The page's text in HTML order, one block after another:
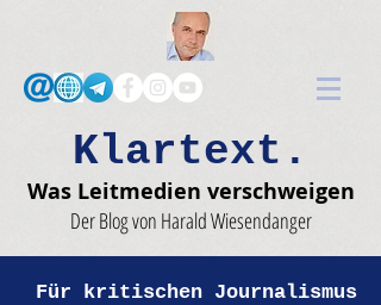
Klartext.
Was Leitmedien verschweigen
Der Blog von Harald Wiesendanger
Für kritischen Journalismus